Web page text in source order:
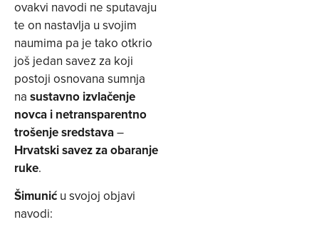
ovakvi navodi ne sputavaju
te on nastavlja u svojim
naumima pa je tako otkrio
još jedan savez za koji
postoji osnovana sumnja
na sustavno izvlačenje
novca i netransparentno
trošenje sredstava–
Hrvatski savez za obaranje
ruke.
Šimunić u svojoj objavi
navodi: